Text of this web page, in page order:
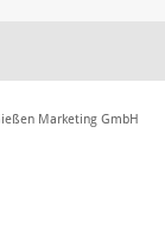
Marketing GmbH